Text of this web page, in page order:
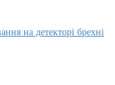
на детекторі брехні